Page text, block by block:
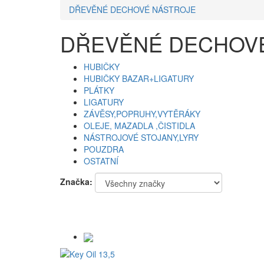
DŘEVĚNÉ DECHOVÉ NÁSTROJE
DŘEVĚNÉ
HUBIČKY
HUBIČKY BAZAR+LIGATURY
PLÁTKY
LIGATURY
ZÁVĚSY,POPRUHY,VYTĚRÁKY
OLEJE, MAZADLA ,ČISTIDLA
NÁSTROJOVÉ STOJANY,LYRY
POUZDRA
OSTATNÍ
Značka: